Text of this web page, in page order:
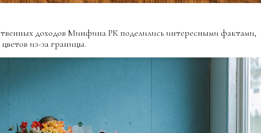
доходов Минфина РК поделились интересными фактами,
из-за границы.